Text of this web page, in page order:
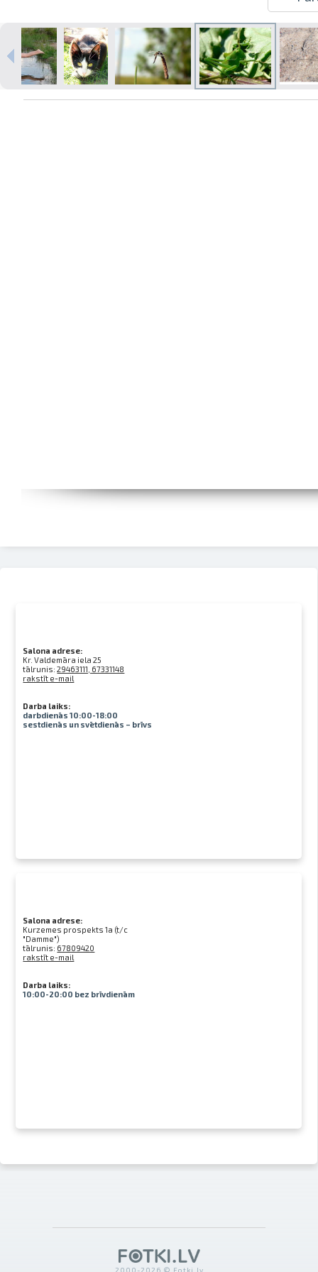
Izdrukas 1h laikā Rīgā – pasūtiet
tiešsaistē
Dažādi formāti un papīra veidi
jūsu foto
Salona adrese:
Kr. Valdemāra iela 25
tālrunis:29463111, 67331148
rakstīt e-mail
Darba laiks:
darbdienās 10:00-18:00
sestdienās un svētdienās – brīvs
Salona adrese:
Kurzemes prospekts 1a (t/c
"Damme")
tālrunis: 67809420
rakstīt e-mail
Darba laiks:
10:00-20:00 bez brīvdienām
2000-2026 © Fotki.lv